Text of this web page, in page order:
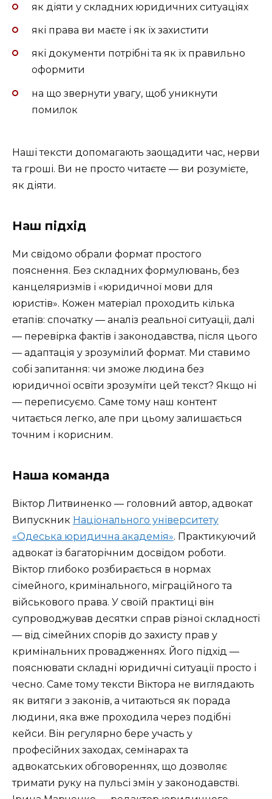
як діяти у складних юридичних ситуаціях
які права ви маєте і як їх захистити
які документи потрібні та як їх правильно
оформити
на що звернути увагу, щоб уникнути
помилок
Наші тексти допомагають заощадити час, нерви
та гроші. Ви не просто читаєте — ви розумієте,
як діяти.
Наш підхід
Ми свідомо обрали формат простого
пояснення. Без складних формулювань, без
канцеляризмів і «юридичної мови для
юристів». Кожен матеріал проходить кілька
етапів: спочатку — аналіз реальної ситуації, далі
— перевірка фактів і законодавства, після цього
— адаптація у зрозумілий формат. Ми ставимо
собі запитання: чи зможе людина без
юридичної освіти зрозуміти цей текст? Якщо ні
— переписуємо. Саме тому наш контент
читається легко, але при цьому залишається
точним і корисним.
Наша команда
Віктор Литвиненко — головний автор, адвокат
Випускник Національного університету
«Одеська юридична академія». Практикуючий
адвокат із багаторічним досвідом роботи.
Віктор глибоко розбирається в нормах
сімейного, кримінального, міграційного та
військового права. У своїй практиці він
супроводжував десятки справ різної складності
— від сімейних спорів до захисту прав у
кримінальних провадженнях. Його підхід —
пояснювати складні юридичні ситуації просто і
чесно. Саме тому тексти Віктора не виглядають
як витяги з законів, а читаються як порада
людини, яка вже проходила через подібні
кейси. Він регулярно бере участь у
професійних заходах, семінарах та
адвокатських обговореннях, що дозволяє
тримати руку на пульсі змін у законодавстві.